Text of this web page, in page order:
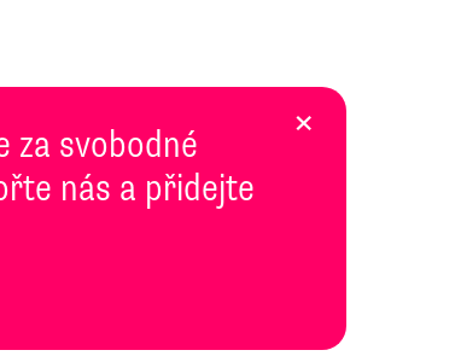
za svobodné
nás a přidejte
×